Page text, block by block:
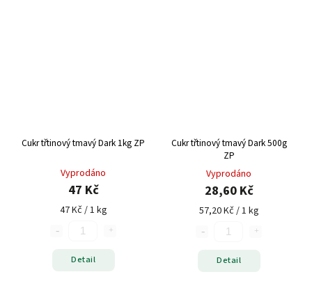
Cukr třtinový tmavý Dark 1kg ZP
Vyprodáno
47 Kč
47 Kč / 1 kg
Detail
Cukr třtinový tmavý Dark 500g
ZP
Vyprodáno
28,60 Kč
57,20 Kč / 1 kg
Detail